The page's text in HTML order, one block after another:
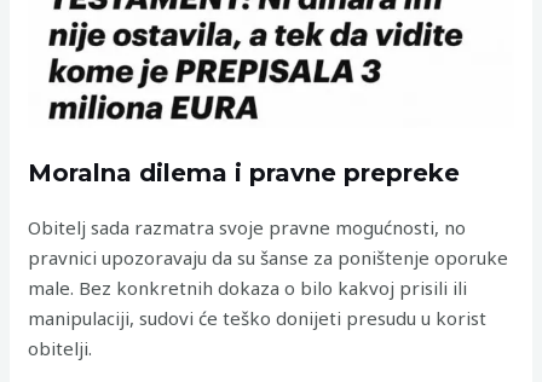
Moralna dilema i pravne prepreke
Obitelj sada razmatra svoje pravne mogućnosti, no
pravnici upozoravaju da su šanse za poništenje oporuke
male. Bez konkretnih dokaza o bilo kakvoj prisili ili
manipulaciji, sudovi će teško donijeti presudu u korist
obitelji.